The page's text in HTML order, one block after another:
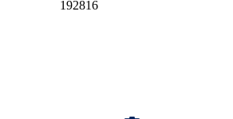
192816